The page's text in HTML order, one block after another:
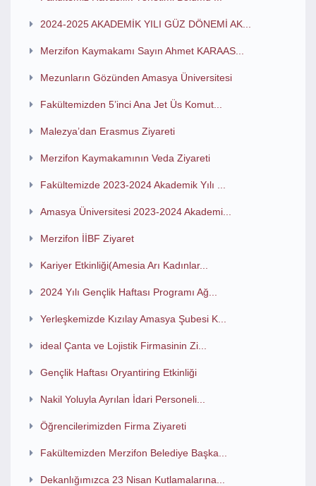
2024-2025 AKADEMİK YILI GÜZ DÖNEMİ AK...
Merzifon Kaymakamı Sayın Ahmet KARAAS...
Mezunların Gözünden Amasya Üniversitesi
Fakültemizden 5’inci Ana Jet Üs Komut...
Malezya’dan Erasmus Ziyareti
Merzifon Kaymakamının Veda Ziyareti
Fakültemizde 2023-2024 Akademik Yılı ...
Amasya Üniversitesi 2023-2024 Akademi...
Merzifon İİBF Ziyaret
Kariyer Etkinliği(Amesia Arı Kadınlar...
2024 Yılı Gençlik Haftası Programı Ağ...
Yerleşkemizde Kızılay Amasya Şubesi K...
ideal Çanta ve Lojistik Firmasinin Zi...
Gençlik Haftası Oryantiring Etkinliği
Nakil Yoluyla Ayrılan İdari Personeli...
Öğrencilerimizden Firma Ziyareti
Fakültemizden Merzifon Belediye Başka...
Dekanlığımızca 23 Nisan Kutlamalarına...